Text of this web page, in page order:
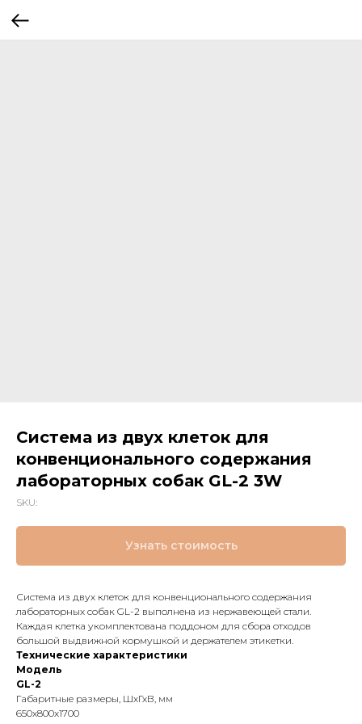
Система из двух клеток для
конвенционального содержания
лабораторных собак GL-2 3W
SKU:
Узнать стоимость
Система из двух клеток для конвенционального содержания
лабораторных собак GL-2 выполнена из нержавеющей стали.
Каждая клетка укомплектована поддоном для сбора отходов
большой выдвижной кормушкой и держателем этикетки.
Технические характеристики
Модель
GL-2
Габаритные размеры, ШхГхВ, мм
650x800x1700